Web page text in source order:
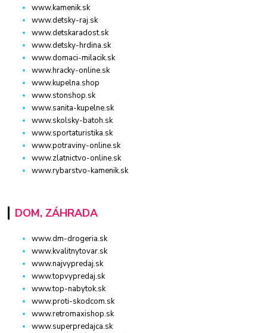
www.kamenik.sk
www.detsky-raj.sk
www.detskaradost.sk
www.detsky-hrdina.sk
www.domaci-milacik.sk
www.hracky-online.sk
www.kupelna.shop
www.stonshop.sk
www.sanita-kupelne.sk
www.skolsky-batoh.sk
www.sportaturistika.sk
www.potraviny-online.sk
www.zlatnictvo-online.sk
www.rybarstvo-kamenik.sk
DOM, ZÁHRADA
www.dm-drogeria.sk
www.kvalitnytovar.sk
www.najvypredaj.sk
www.topvypredaj.sk
www.top-nabytok.sk
www.proti-skodcom.sk
www.retromaxishop.sk
www.superpredajca.sk